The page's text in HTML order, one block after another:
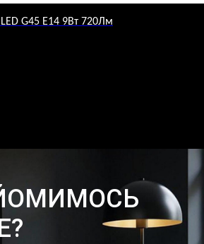
G45 E14 9Вт 720Лм